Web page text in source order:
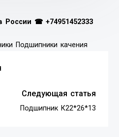
в России ☎+74951452333
Подшипники качения
Следующая статья
Подшипник К22*26*13